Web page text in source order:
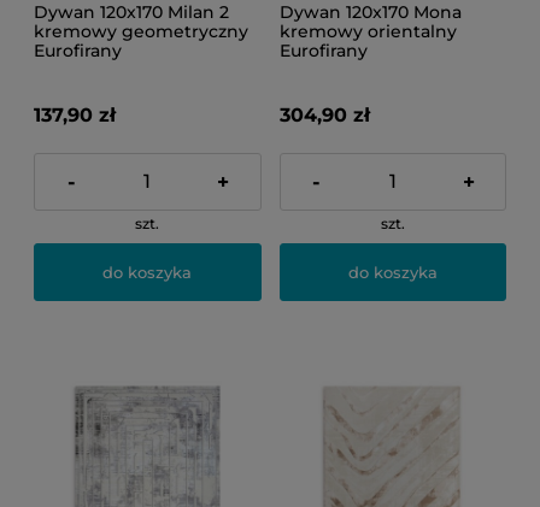
Dywan 120x170 Milan 2
kremowy geometryczny
Eurofirany
137,90 zł
- +
szt.
do koszyka
Dywan 120x170 Mona
kremowy orientalny
Eurofirany
304,90 zł
- +
szt.
do koszyka